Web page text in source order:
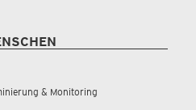
& Monitoring